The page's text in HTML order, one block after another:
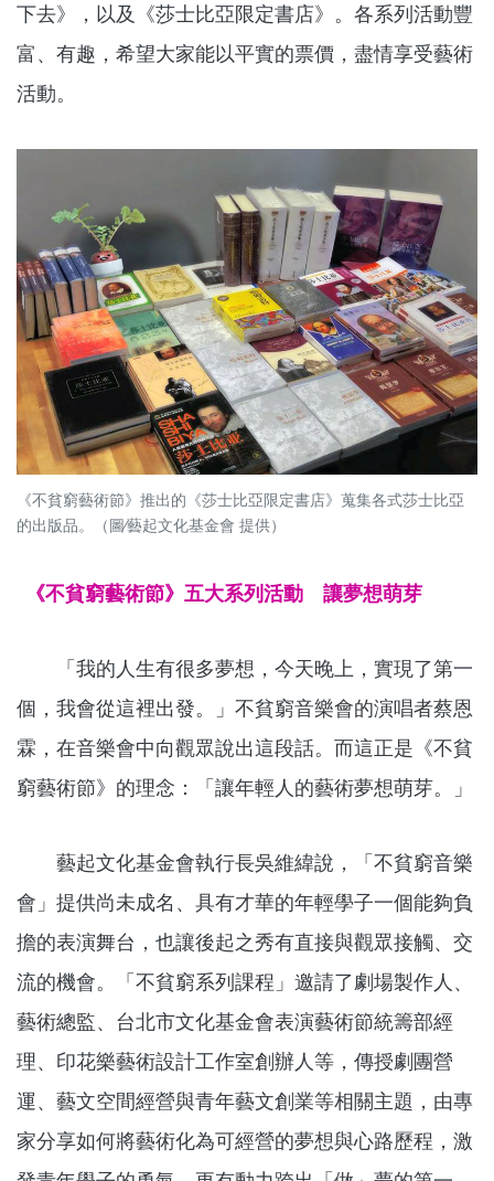
下去》，以及《莎士比亞限定書店》。各系列活動豐
富、有趣，希望大家能以平實的票價，盡情享受藝術
活動。
《不貧窮藝術節》推出的《莎士比亞限定書店》蒐集各式莎士比亞
的出版品。（圖∕藝起文化基金會 提供）
《不貧窮藝術節》五大系列活動 讓夢想萌芽
「我的人生有很多夢想，今天晚上，實現了第一
個，我會從這裡出發。」不貧窮音樂會的演唱者蔡恩
霖，在音樂會中向觀眾說出這段話。而這正是《不貧
窮藝術節》的理念：「讓年輕人的藝術夢想萌芽。」
藝起文化基金會執行長吳維緯說，「不貧窮音樂
會」提供尚未成名、具有才華的年輕學子一個能夠負
擔的表演舞台，也讓後起之秀有直接與觀眾接觸、交
流的機會。「不貧窮系列課程」邀請了劇場製作人、
藝術總監、台北市文化基金會表演藝術節統籌部經
理、印花樂藝術設計工作室創辦人等，傳授劇團營
運、藝文空間經營與青年藝文創業等相關主題，由專
家分享如何將藝術化為可經營的夢想與心路歷程，激